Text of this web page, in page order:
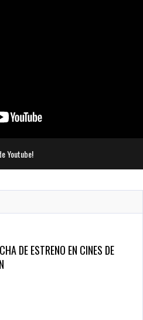
Youtube!
DE ESTRENO EN CINES DE